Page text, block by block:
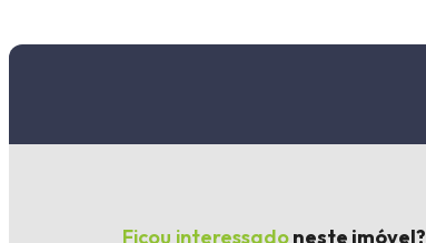
Ficou interessadoneste imóvel?